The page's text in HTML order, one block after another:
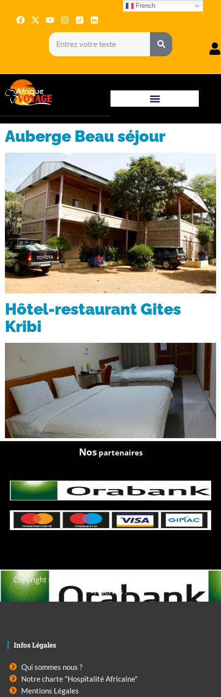
Auberge Beau séjour
Hôtel-restaurant Gites
Kribi
Nospartenaires
Copyright © 2021. Afrique-voyage-découverte tous droits
réservés .
Infos Légales
Qui sommes nous ?
Notre charte "Hospitalité Africaine"
Mentions Légales
French